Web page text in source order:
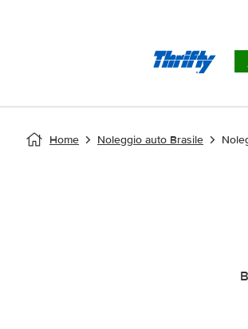
Home Noleggio auto Brasile